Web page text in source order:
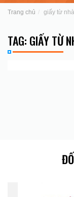
Trang chủ giấy từ
TAG: GIẤY TỪ